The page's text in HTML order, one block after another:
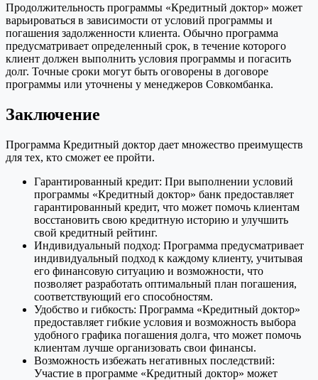
Продолжительность программы «Кредитный доктор» может
варьироваться в зависимости от условий программы и
погашения задолженности клиента. Обычно программа
предусматривает определенный срок, в течение которого
клиент должен выполнить условия программы и погасить
долг. Точные сроки могут быть оговорены в договоре
программы или уточнены у менеджеров Совкомбанка.
Заключение
Программа Кредитный доктор дает множество преимуществ
для тех, кто сможет ее пройти.
Гарантированный кредит: При выполнении условий
программы «Кредитный доктор» банк предоставляет
гарантированный кредит, что может помочь клиентам
восстановить свою кредитную историю и улучшить
свой кредитный рейтинг.
Индивидуальный подход: Программа предусматривает
индивидуальный подход к каждому клиенту, учитывая
его финансовую ситуацию и возможности, что
позволяет разработать оптимальный план погашения,
соответствующий его способностям.
Удобство и гибкость: Программа «Кредитный доктор»
предоставляет гибкие условия и возможность выбора
удобного графика погашения долга, что может помочь
клиентам лучше организовать свои финансы.
Возможность избежать негативных последствий:
Участие в программе «Кредитный доктор» может